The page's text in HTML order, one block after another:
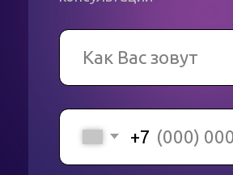
ИНН 7816593118
СКАЧАТЬ КАТАЛОГ